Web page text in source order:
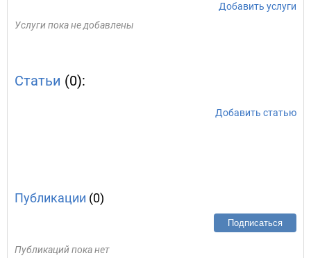
Добавить услуги
Услуги пока не добавлены
Статьи (0):
Добавить статью
Публикации (0)
Подписаться
Публикаций пока нет